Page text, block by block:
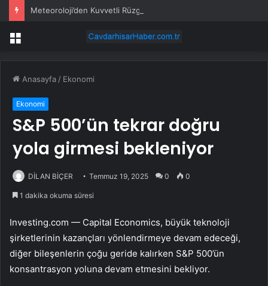
Meteoroloji’den Kuvvetli Rüzgar ve Sağanak Uyarısı
Menü
Anasayfa / Ekonomi
Ekonomi
S&P 500’ün tekrar doğru
yola girmesi bekleniyor
DİLAN BİÇER Temmuz 19, 2025 0 0
1 dakika okuma süresi
Investing.com — Capital Economics, büyük teknoloji
şirketlerinin kazançları yönlendirmeye devam edeceği,
diğer bileşenlerin çoğu geride kalırken S&P 500’ün
konsantrasyon yoluna devam etmesini bekliyor.